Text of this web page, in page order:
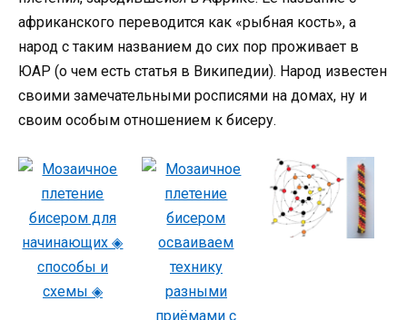
африканского переводится как «рыбная кость», а
народ с таким названием до сих пор проживает в
ЮАР (о чем есть статья в Википедии). Народ известен
своими замечательными росписями на домах, ну и
своим особым отношением к бисеру.